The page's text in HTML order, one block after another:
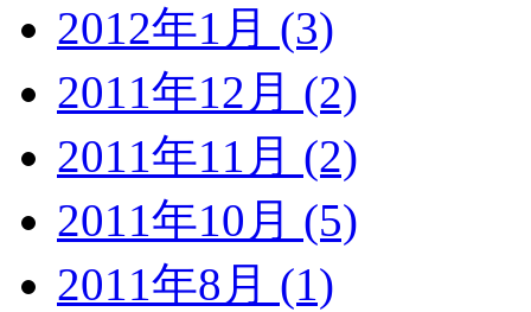
2012年1月 (3)
2011年12月 (2)
2011年11月 (2)
2011年10月 (5)
2011年8月 (1)